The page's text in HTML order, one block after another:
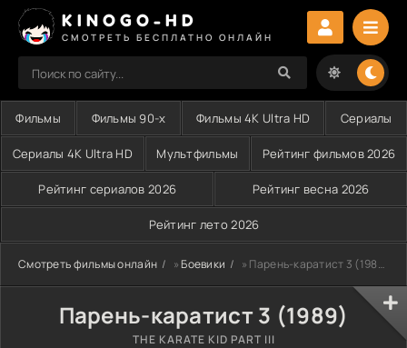
KINOGO-HD
СМОТРЕТЬ БЕСПЛАТНО ОНЛАЙН
Фильмы Фильмы 90-х Фильмы 4K Ultra HD Сериалы
Сериалы 4K Ultra HD Мультфильмы Рейтинг фильмов 2026
Рейтинг сериалов 2026 Рейтинг весна 2026
Рейтинг лето 2026
Смотреть фильмы онлайн »Боевики » Парень-каратист 3 (1989)
Парень-каратист 3 (1989)
THE KARATE KID PART III